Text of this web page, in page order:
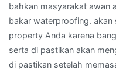
bahkan masyarakat awan
bakar waterproofing.
property Anda karena
serta di pastikan akan
di pastikan setelah